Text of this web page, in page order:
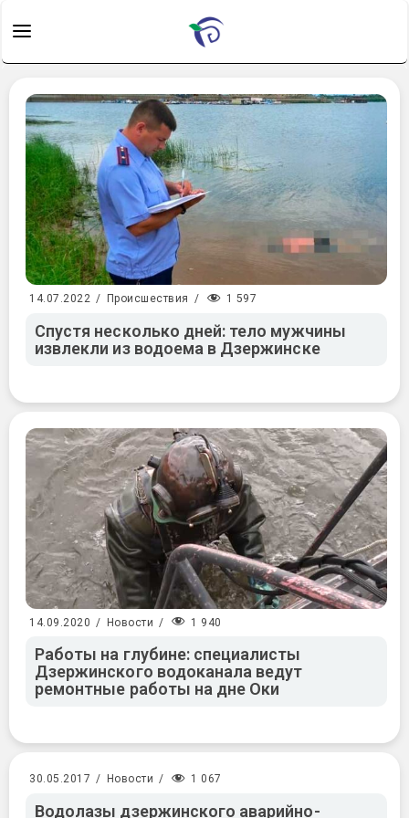
14.07.2022 / Происшествия / 1 597
Спустя несколько дней: тело мужчины
извлекли из водоема в Дзержинске
14.09.2020 / Новости / 1 940
Работы на глубине: специалисты
Дзержинского водоканала ведут
ремонтные работы на дне Оки
30.05.2017 / Новости / 1 067
Водолазы дзержинского аварийно-